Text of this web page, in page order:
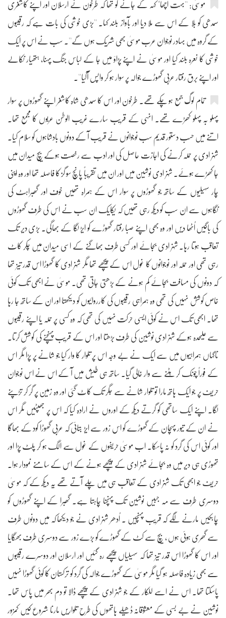
موسیٰ: ''بہت اچھا" کہہ کے جانے کو تھا کہ طرخون نے ارسلان اور اپنے کاشغری
سمدھی کو بلا کے اس سے ملا دیا اور بآواز بلند کہا۔ ''بڑی خوشی کی بات ہے کہ رقیبوں
کے گروہ میں بہادر نوجوان عرب موسیٰ بھی شریک ہوں گے''۔ سب نے اس پر ایک
خوشی کا نعرہ بلند کیا اور موسیٰ نے اپنے پڑاؤ میں جا کے لباس جنگ پہنا، ہتھیار نکالے
اور اپنے برق رفتار عربی گھوڑے جوالہ پر سوار ہو کر واپس آگیا''۔
تمام لوگ جمع ہو چکے تھے۔ طرخون اور اس کا سمدھی شاہ کاشغر اپنے گھوڑوں پر سوار
پہلو بہ پہلو کھڑے تھے۔ انہی کے قریب سارے غریب الوطن عربوں کا مجمع تھا۔
اتنے میں حسب دستور قدیم سب نوجوانوں نے قریب آ کے دونوں بادشاہوں کو سلام کیا۔
شہزادی پر حملہ کرنے کی اجازت حاصل کی اور ادب سے رخصت ہوکے بیچ میدان میں
جا کھڑے ہوئے۔ شہزادی نوشین میں اور ان میں تقریباً پانچ سو گز کا فاصلہ تھا اور وہ اپنی
چار سہیلیوں کے ساتھ جو گھوڑوں پر سوار اس کے ہمراہ تھیں خوف اور گھبراہٹ کی
نگاہوں سے ان سب کو دیکھ رہی تھیں کہ یکایک ان سب نے اس کی طرف گھوڑوں
کی باگیں اُٹھا دیں اور وہ بھی اپنے صبا رفتار گھوڑے کو ایڑ لگا کے بھاگی۔ بڑی دیر تک
تعاقب ہوتا رہا۔ شہزادی بجائے اور کسی طرف بھاگنے کے اسی میدان میں چکر کاٹ
رہی تھی اور حملہ اور نوجوانوں کا غول اس کے پیچھے تھا مگر شہزادی کا گھوڑا اس قدر تیز تھا
کہ دونوں کی مسافت بجائے کم ہونے کے بڑھتی جاتی تھی۔ موسیٰ نے ابھی تک کوئی
خاص کوشش نہیں کی تھی وہ ہمراہی رقیبوں کی کارروائیوں کو دیکھتا اور ان کے ساتھ جا رہا
تھا۔ ابھی تک اس نے کوئی ایسی حرکت نہیں کی تھی کہ وہ کسی پر حملہ یا اپنے رقیبوں
سے علیحدہ ہوکے شہزادی نوشین کی طرف بڑھتا اور اس کے قریب پہنچنے کی کوشش کرتا۔
ناگہاں ہمراہیوں میں سے ایک نے بے وجہ اس پر تلوار کا وار کیا جو شانے پر پڑا مگر اس
کے فوراً چونک کر ہٹنے سے وار خالی گیا۔ ساتھ ہی طیش میں آ کے اس نے اس نوجوان
حریف پر جو ایک ہاتھ مارا تو تلوار شانے سے جگر تک کاٹ گئی اور وہ زمین پر گر کر تڑپنے
لگا۔ اپنے ایک ساتھی کو گرتے دیکھ کے اوروں نے ارادہ کیا کہ اس پر جھپٹیں مگر اس
نے ان کے تیور پہچان کے گھوڑے کو اس زور سے ایڑ بتائی کہ عربی گھوڑا کود کے بھاگا
اور کوئی اس کی گرد کو نہ پاسکا۔ اب موسیٰ حریفوں کے غول سے الگ ہو کر پلٹ پڑا اور
تھوڑی ہی دیر میں وہ بجائے شہزادی کے پیچھے ہونے کے اس کے سامنے نمودار ہوا۔
حریف جو ابھی تک شہزادی کے تعاقب ہی میں چلے آتے تھے یہ دیکھ کے کہ موسیٰ
دوسری طرف سے مہ جبیں نوشین تک پہنچنا چاہتا ہے۔ گھبرا کے اپنے گھوڑوں کو
چابکیں مارنے لگے کہ قریب پہنچیں ۔ اُدھر شہزادی نے جو دیکھا کہ میں دونوں طرف
سے گھری ہوئی ہوں ، بیچ سے کٹ کے گھوڑے کو بڑے زور سے دوسری طرف بھگایا
اور اس کا گھوڑا اس قدر تیز تھا کہ سہیلیاں پیچھے رہ گئیں اور ارسلان اور دوسرے رقیبوں
سے بھی زیادہ فاصلہ ہو گیا مگر موسیٰ کے گھوڑے جوالہ کی گرد کو ترکستان کا کوئی گھوڑا نہیں
پاسکتا تھا۔ اس نے اسے للکار کے جو شہزادی کے پیچھے ڈالا تو دم بھر میں پاس تھا۔
نوشین نے بے بسی کے معشوقانہ ڈھیلے ہاتھوں کی طرح تلواریں مارنا شروع کیں کمزور